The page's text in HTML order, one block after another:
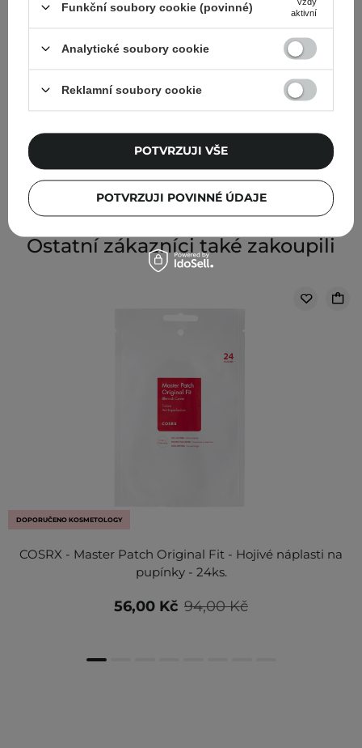
CP-1 - Premium Silk Ampoule - Regenerační a uhlazující
ampule na vlasy - 150 ml
Ostatní zákazníci také zakoupili
DOPORUČENO KOSMETOLOGY
COSRX - Master Patch Original Fit - Hojivé náplasti na
pupínky - 24ks.
94,00 Kč
56,00 Kč
Funkční soubory cookie (povinné)
aktivní
Analytické soubory cookie
Reklamní soubory cookie
POTVRZUJI POVINNÉ ÚDAJE
POTVRZUJI VŠE